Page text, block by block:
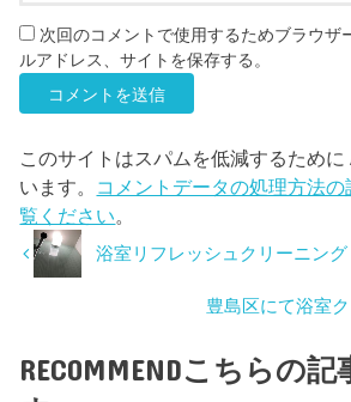
次回のコメントで使用するためブラウザ
ルアドレス、サイトを保存する。
このサイトはスパムを低減するために
います。 コメントデータの処理方法
覧ください。
浴室リフレッシュクリーニング
豊島区にて浴室
RECOMMENDこちらの記